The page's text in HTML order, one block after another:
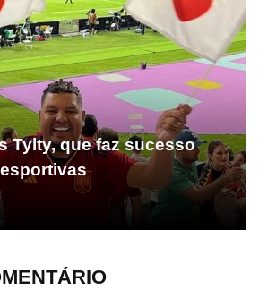
Tylty, que faz sucesso